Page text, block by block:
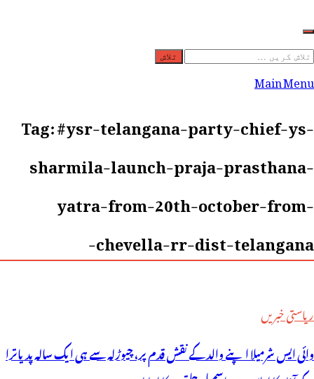
تلاش
کریں
Main Menu
Tag:#ysr-telangana-party-chief-ys-
sharmila-launch-praja-prasthana-
yatra-from-20th-october-from-
chevella-rr-dist-telangana-
ریاستی خبریں
وائی ایس شرمیلا اپنے والد کے نقش قدم پر، چیوڑلہ سے ہی ایک سالہ پدیاترا